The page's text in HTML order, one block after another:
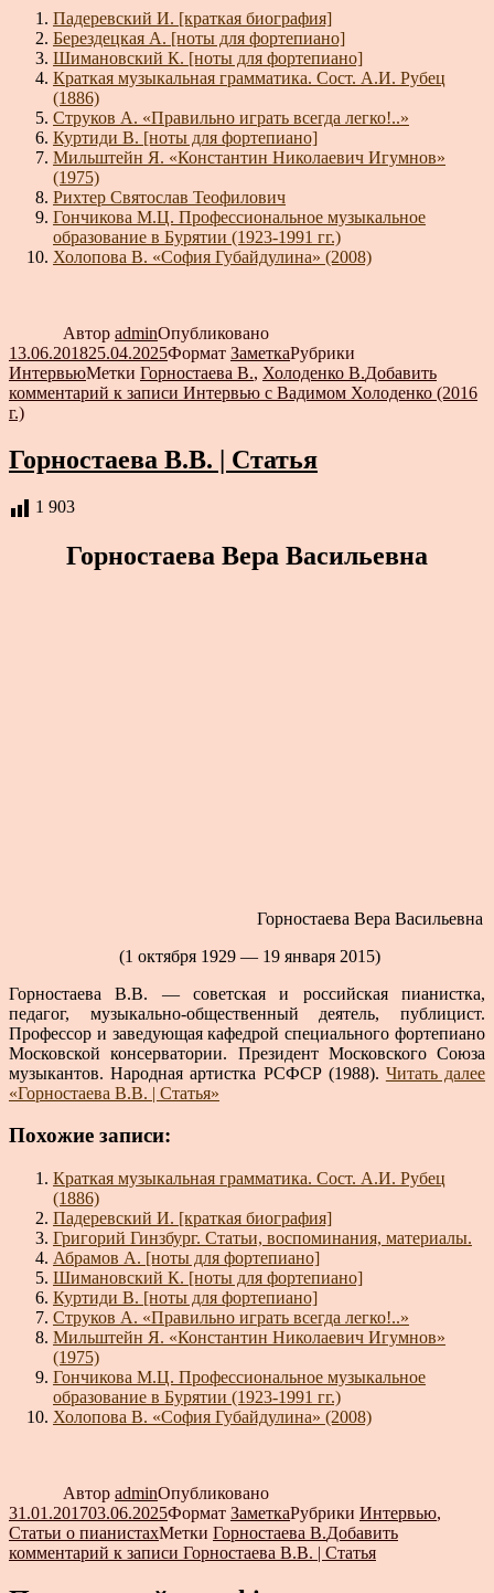
Падеревский И. [краткая биография]
Берездецкая А. [ноты для фортепиано]
Шимановский К. [ноты для фортепиано]
Краткая музыкальная грамматика. Сост. А.И. Рубец
(1886)
Струков А. «Правильно играть всегда легко!..»
Куртиди В. [ноты для фортепиано]
Мильштейн Я. «Константин Николаевич Игумнов»
(1975)
Рихтер Святослав Теофилович
Гончикова М.Ц. Профессиональное музыкальное
образование в Бурятии (1923-1991 гг.)
Холопова В. «София Губайдулина» (2008)
Автор adminОпубликовано
13.06.201825.04.2025Формат ЗаметкаРубрики
ИнтервьюМетки Горностаева В., Холоденко В.Добавить
комментарий к записи Интервью с Вадимом Холоденко (2016
г.)
Горностаева В.В. | Статья
1 903
Горностаева Вера Васильевна
Горностаева Вера Васильевна
(1 октября 1929 — 19 января 2015)
Горностаева В.В. — советская и российская пианистка,
педагог, музыкально-общественный деятель, публицист.
Профессор и заведующая кафедрой специального фортепиано
Московской консерватории. Президент Московского Союза
музыкантов. Народная артистка РСФСР (1988). Читать далее
«Горностаева В.В. | Статья»
Похожие записи:
Краткая музыкальная грамматика. Сост. А.И. Рубец
(1886)
Падеревский И. [краткая биография]
Григорий Гинзбург. Статьи, воспоминания, материалы.
Абрамов А. [ноты для фортепиано]
Шимановский К. [ноты для фортепиано]
Куртиди В. [ноты для фортепиано]
Струков А. «Правильно играть всегда легко!..»
Мильштейн Я. «Константин Николаевич Игумнов»
(1975)
Гончикова М.Ц. Профессиональное музыкальное
образование в Бурятии (1923-1991 гг.)
Холопова В. «София Губайдулина» (2008)
Автор adminОпубликовано
31.01.201703.06.2025Формат ЗаметкаРубрики Интервью,
Статьи о пианистахМетки Горностаева В.Добавить
комментарий к записи Горностаева В.В. | Статья